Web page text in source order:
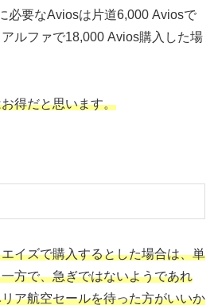
必要なAviosは片道6,000 Aviosで
ルファで18,000 Avios購入した場
得だと思います。
イズで購入するとした場合は、単
方で、急ぎではないようであれ
ア航空セールを待った方がいいか